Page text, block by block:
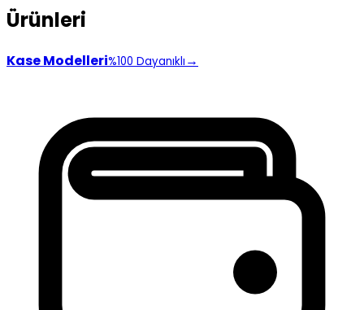
Ürünleri
Kase Modelleri%100 Dayanıklı →